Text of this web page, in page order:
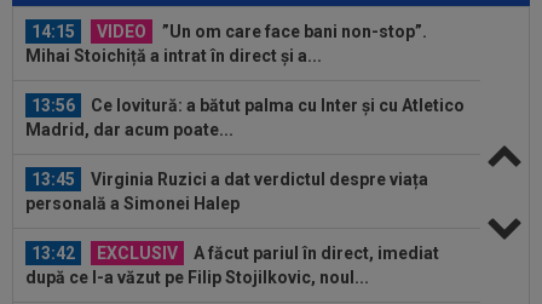
14:15 VIDEO
”Un om care face bani non-stop”.
Mihai Stoichiță a intrat în direct și a...
13:56
Ce lovitură: a bătut palma cu Inter și cu Atletico
Madrid, dar acum poate...
13:45
Virginia Ruzici a dat verdictul despre viața
personală a Simonei Halep
13:42 EXCLUSIV
A făcut pariul în direct, imediat
după ce l-a văzut pe Filip Stojilkovic, noul...